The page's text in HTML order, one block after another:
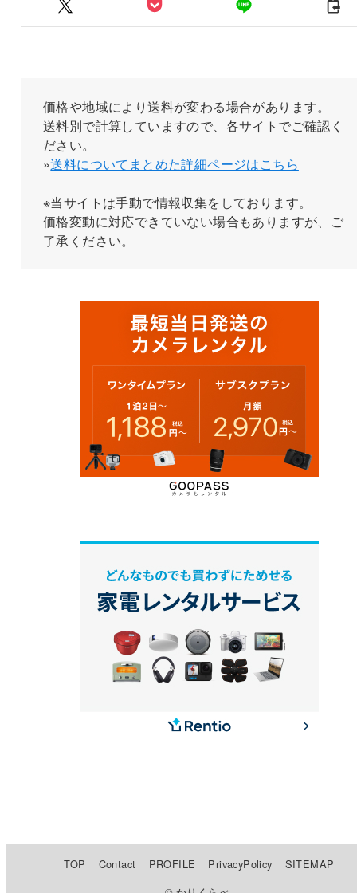
価格や地域により送料が変わる場合があります。
送料別で計算していますので、各サイトでご確認く
ださい。
»送料についてまとめた詳細ページはこちら
※当サイトは手動で情報収集をしております。
価格変動に対応できていない場合もありますが、ご
了承ください。
TOP Contact PROFILE PrivacyPolicy
SITEMAP